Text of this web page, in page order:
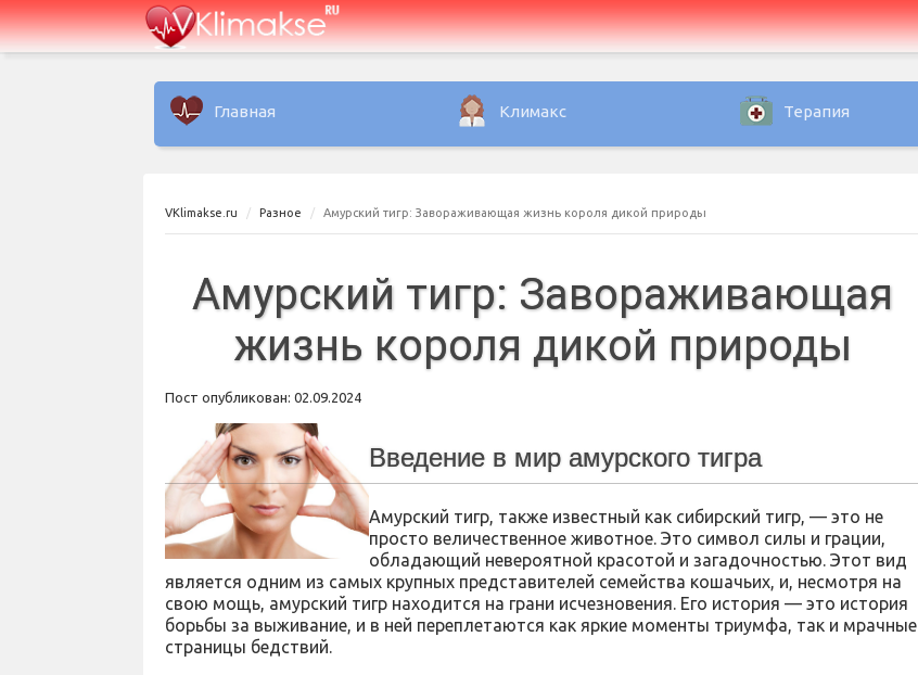
Главная Климакс Терапия
VKlimakse.ru Разное Амурский тигр: Завораживающая жизнь короля дикой природы
Амурский тигр: Завораживающая
жизнь короля дикой природы
Пост опубликован: 02.09.2024
Введение в мир амурского тигра
Амурский тигр, также известный как сибирский тигр, — это не
просто величественное животное. Это символ силы и грации,
обладающий невероятной красотой и загадочностью. Этот вид
является одним из самых крупных представителей семейства кошачьих, и, несмотря на
свою мощь, амурский тигр находится на грани исчезновения. Его история — это история
борьбы за выживание, и в ней переплетаются как яркие моменты триумфа, так и мрачные
страницы бедствий.